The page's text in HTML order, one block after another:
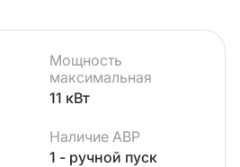
Мощность
максимальная
11 кВт
Наличие АВР
1 - ручной пуск